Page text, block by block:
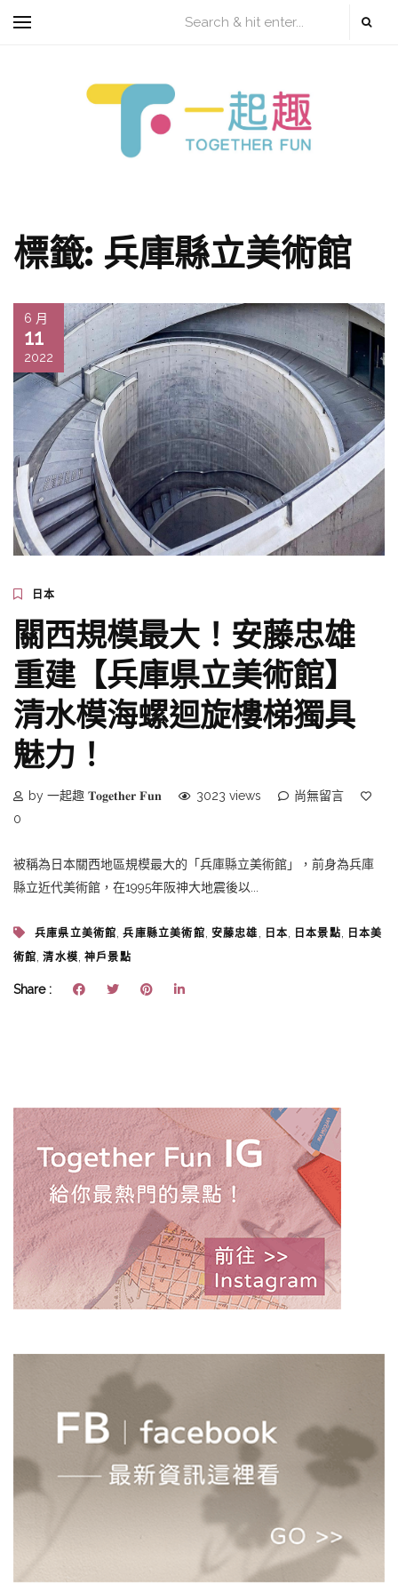
標籤: 兵庫縣立美術館
6 月
11
2022
日本
關西規模最大！安藤忠雄
重建【兵庫県立美術館】
清水模海螺迴旋樓梯獨具
魅力！
by 一起趣 𝐓𝐨𝐠𝐞𝐭𝐡𝐞𝐫 𝐅𝐮𝐧 3023 views
尚無留言
0
被稱為日本關西地區規模最大的「兵庫縣立美術館」，前身為兵庫
縣立近代美術館，在1995年阪神大地震後以...
兵庫県立美術館 ,兵庫縣立美術館 安藤忠雄 日本 日本景點
日本美
術館 ,清水模 ,神戶景點
Share :